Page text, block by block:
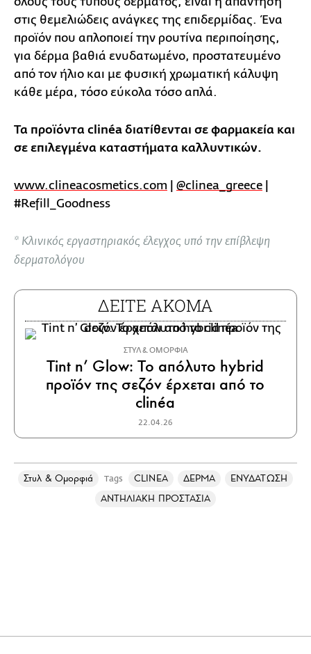
στις θεμελιώδεις ανάγκες της επιδερμίδας. Ένα
προϊόν που απλοποιεί την ρουτίνα περιποίησης,
για δέρμα βαθιά ενυδατωμένο, προστατευμένο
από τον ήλιο και με φυσική χρωματική κάλυψη
κάθε μέρα, τόσο εύκολα τόσο απλά.
Τα προϊόντα clinéa διατίθενται σε φαρμακεία και
σε επιλεγμένα καταστήματα καλλυντικών.
www.clineacosmetics.com @clinea_greece
#Refill_Goodness
* Κλινικός εργαστηριακός έλεγχος υπό την επίβλεψη
δερματολόγου
ΔΕΙΤΕ ΑΚΟΜΑ
ΣΤΥΛ & ΟΜΟΡΦΙΑ
Tint n’ Glow: Το απόλυτο hybrid
προϊόν της σεζόν έρχεται από το
clinéa
22.04.26
Στυλ & Ομορφιά Tags CLINEA ΔΕΡΜΑ
ΕΝΥΔΑΤΩΣΗ
ΑΝΤΗΛΙΑΚΗ ΠΡΟΣΤΑΣΙΑ